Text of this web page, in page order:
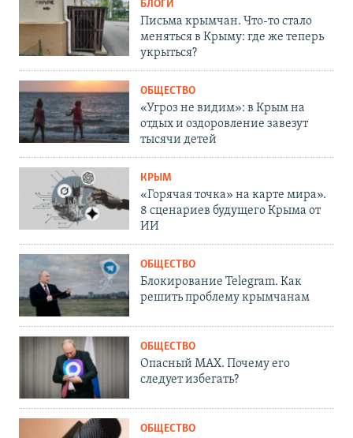
БЛОГИ
Письма крымчан. Что-то стало
меняться в Крыму: где же теперь
укрыться?
ОБЩЕСТВО
«Угроз не видим»: в Крым на
отдых и оздоровление завезут
тысячи детей
КРЫМ
«Горячая точка» на карте мира».
8 сценариев будущего Крыма от
ИИ
ОБЩЕСТВО
Блокирование Telegram. Как
решить проблему крымчанам
ОБЩЕСТВО
Опасный MAX. Почему его
следует избегать?
ОБЩЕСТВО